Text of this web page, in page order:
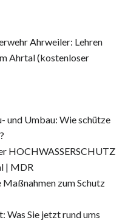
Ahrweiler: Lehren
Ahrtal (kostenloser
und Umbau: Wie schütze
HOCHWASSERSCHUTZ
| MDR
Maßnahmen zum Schutz
Was Sie jetzt rund ums